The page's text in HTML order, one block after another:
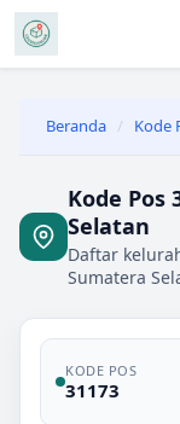
Beranda / Kode
Kode Pos
Selatan
Daftar
Sumatera
KODE POS
31173